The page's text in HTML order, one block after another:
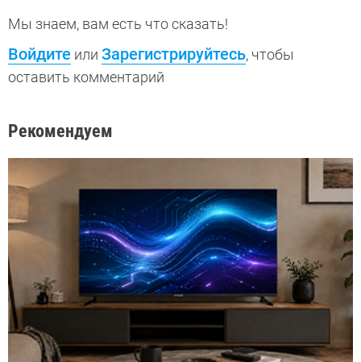
Мы знаем, вам есть что сказать!
Войдите или Зарегистрируйтесь, чтобы
оставить комментарий
Рекомендуем